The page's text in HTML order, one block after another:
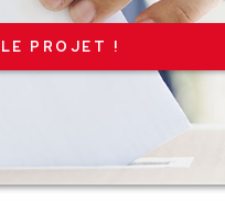
PROJET !